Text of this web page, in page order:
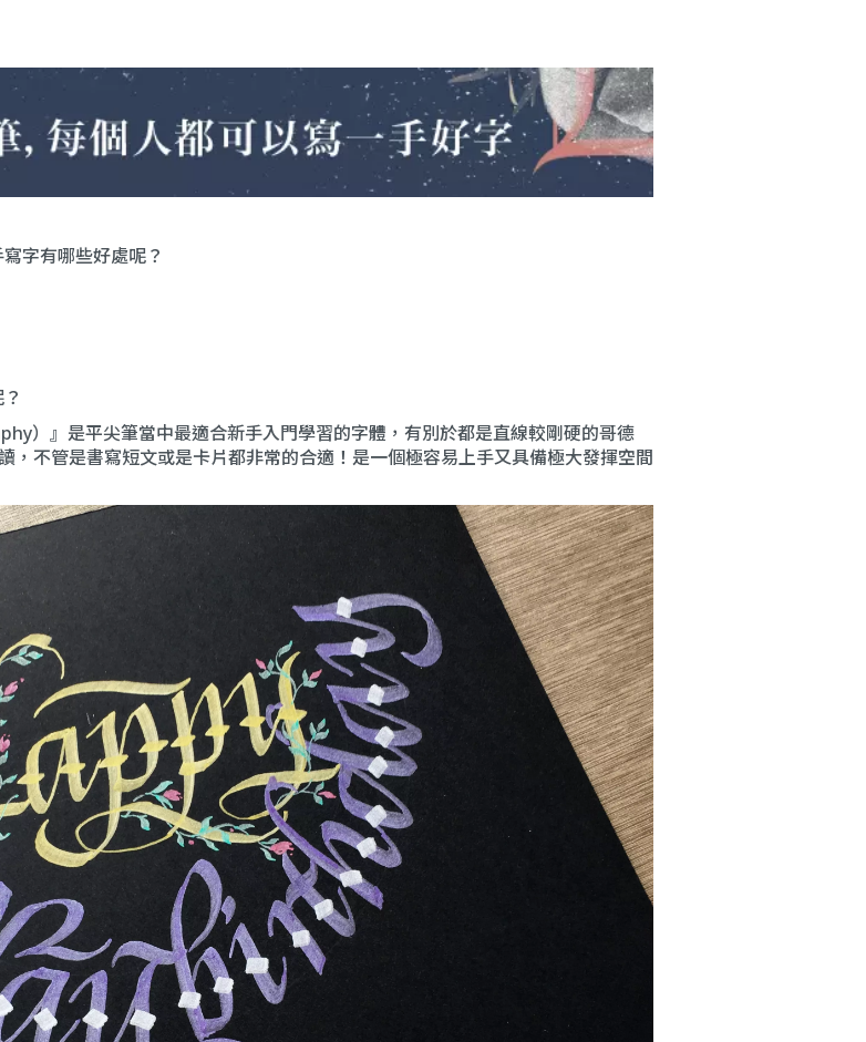
字有哪些好處呢？
）』是平尖筆當中最適合新手入門學習的字體，有別於都是直線較剛硬的哥德
，不管是書寫短文或是卡片都非常的合適！是一個極容易上手又具備極大發揮空間